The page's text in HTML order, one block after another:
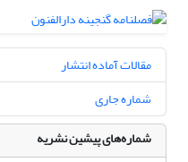
مقالات آماده انتشار
شماره جاری
شماره‌های پیشین نشریه